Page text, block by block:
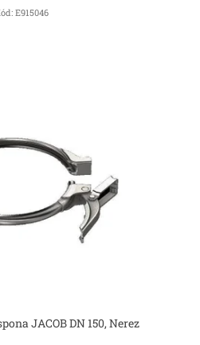
E915046
JACOB DN 150, Nerez